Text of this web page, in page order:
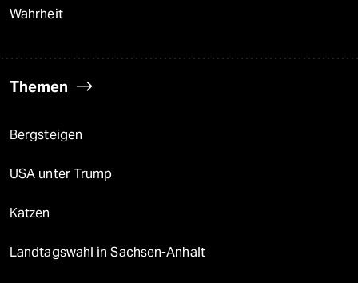
Wahrheit
Themen
Bergsteigen
USA unter Trump
Katzen
Landtagswahl in Sachsen-Anhalt